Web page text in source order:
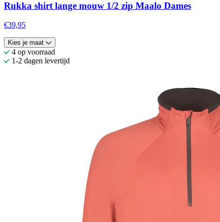
Rukka shirt lange mouw 1/2 zip Maalo Dames
€39,95
Kies je maat
4 op voorraad
1-2 dagen levertijd